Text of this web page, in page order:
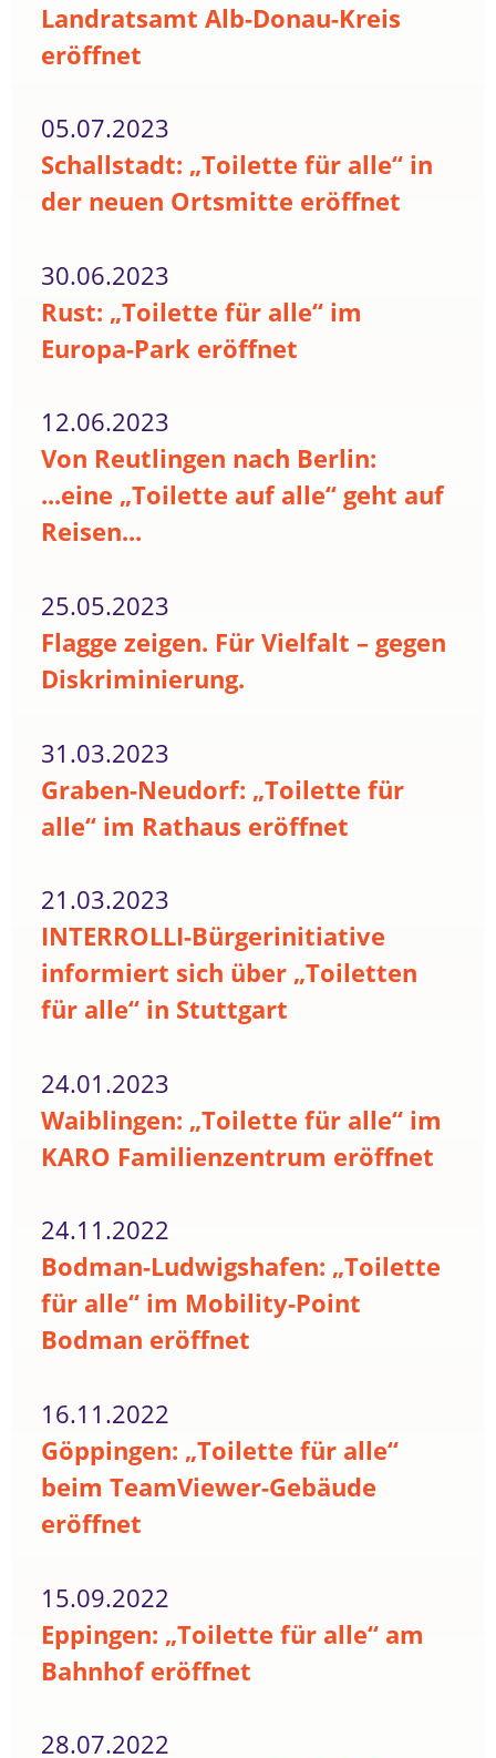
Landratsamt Alb-Donau-Kreis
eröffnet
05.07.2023
Schallstadt: „Toilette für alle“ in
der neuen Ortsmitte eröffnet
30.06.2023
Rust: „Toilette für alle“ im
Europa-Park eröffnet
12.06.2023
Von Reutlingen nach Berlin:
...eine „Toilette auf alle“ geht auf
Reisen...
25.05.2023
Flagge zeigen. Für Vielfalt – gegen
Diskriminierung.
31.03.2023
Graben-Neudorf: „Toilette für
alle“ im Rathaus eröffnet
21.03.2023
INTERROLLI-Bürgerinitiative
informiert sich über „Toiletten
für alle“ in Stuttgart
24.01.2023
Waiblingen: „Toilette für alle“ im
KARO Familienzentrum eröffnet
24.11.2022
Bodman-Ludwigshafen: „Toilette
für alle“ im Mobility-Point
Bodman eröffnet
16.11.2022
Göppingen: „Toilette für alle“
beim TeamViewer-Gebäude
eröffnet
15.09.2022
Eppingen: „Toilette für alle“ am
Bahnhof eröffnet
28.07.2022